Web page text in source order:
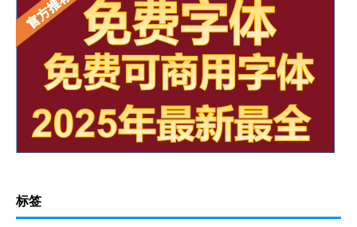
标签